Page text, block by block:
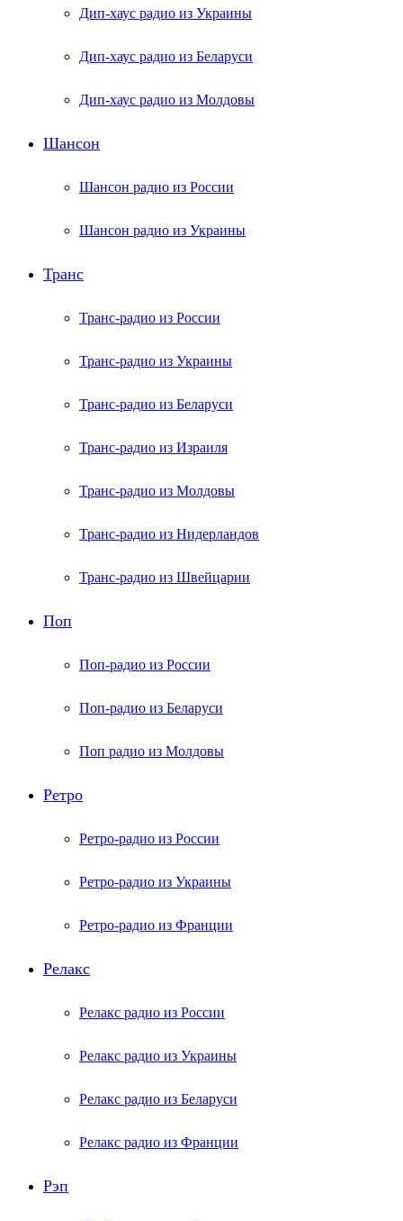
Дип-хаус радио из Украины
Дип-хаус радио из Беларуси
Дип-хаус радио из Молдовы
Шансон
Шансон радио из России
Шансон радио из Украины
Транс
Транс-радио из России
Транс-радио из Украины
Транс-радио из Беларуси
Транс-радио из Израиля
Транс-радио из Молдовы
Транс-радио из Нидерландов
Транс-радио из Швейцарии
Поп
Поп-радио из России
Поп-радио из Беларуси
Поп радио из Молдовы
Ретро
Ретро-радио из России
Ретро-радио из Украины
Ретро-радио из Франции
Релакс
Релакс радио из России
Релакс радио из Украины
Релакс радио из Беларуси
Релакс радио из Франции
Рэп